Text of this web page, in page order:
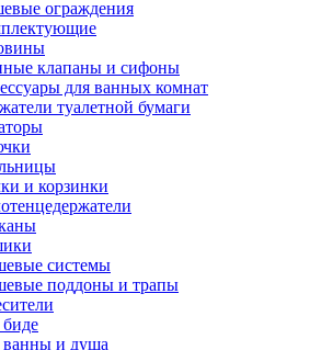
ограждения
клапаны и сифоны
для ванных комнат
туалетной бумаги
и корзинки
системы
поддоны и трапы
ванны и душа